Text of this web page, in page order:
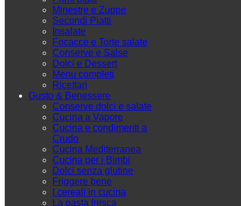
Minestre e Zuppe
Secondi Piatti
Insalate
Focacce e Torte salate
Conserve e Salse
Dolci e Dessert
Menu completi
Ricettari
Gusto & Benessere
Conserve dolci e salate
Cucina a Vapore
Cucina e condimenti a
Crudo
Cucina Mediterranea
Cucina per i Bimbi
Dolci senza glutine
Friggere bene
I cereali in cucina
La pasta fresca